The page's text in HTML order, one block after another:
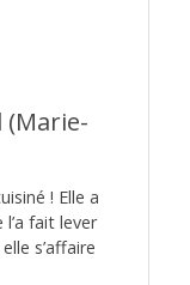
(Marie-
! Elle a
fait lever
s’affaire